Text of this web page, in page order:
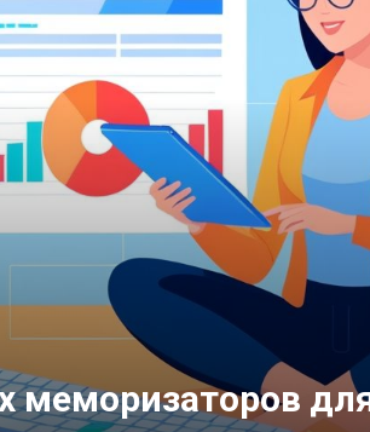
меморизаторов